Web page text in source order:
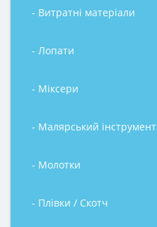
- Витратні матеріали
- Лопати
- Міксери
- Малярський інструмент
- Молотки
- Плівки / Скотч